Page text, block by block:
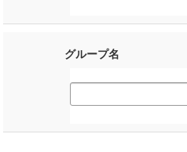
グループ名